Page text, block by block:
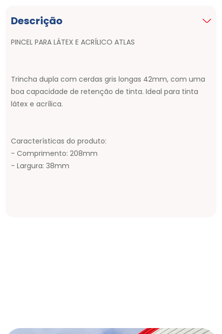
Descrição
PINCEL PARA LÁTEX E ACRÍLICO ATLAS
Trincha dupla com cerdas gris longas 42mm, com uma
boa capacidade de retenção de tinta. Ideal para tinta
látex e acrílica.
Características do produto:
- Comprimento: 208mm
- Largura: 38mm